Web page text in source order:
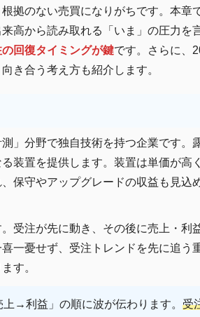
拠のない売買になりがちです。本章
高から読み取れる「いま」の圧力を
回復タイミングが鍵です。さらに、
き合う考え方も紹介します。
」分野で独自技術を持つ企業です。
装置を提供します。装置は単価が高
保守やアップグレードの収益も見込
受注が先に動き、その後に売上・利
一憂せず、受注トレンドを先に追う
す。
→利益」の順に波が伝わります。 受